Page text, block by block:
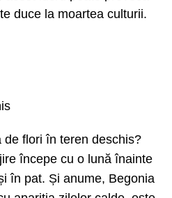
duce la moartea culturii.
flori în teren deschis?
începe cu o lună înainte
în pat. Și anume, Begonia